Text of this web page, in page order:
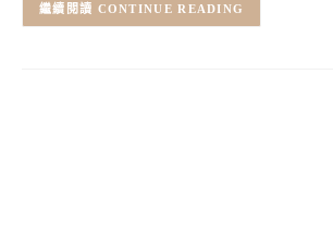
CONTINUE READING